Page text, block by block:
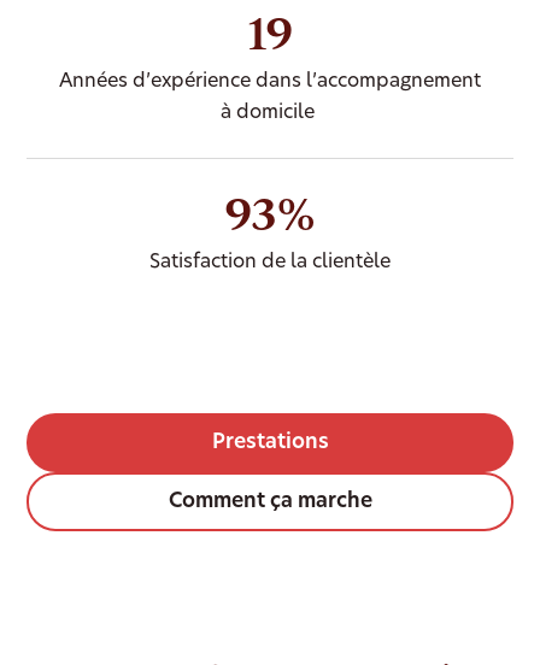
19
Années d’expérience dans l’accompagnement
à domicile
93%
Satisfaction de la clientèle
Prestations
Comment ça marche